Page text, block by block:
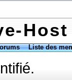
Host
Liste des